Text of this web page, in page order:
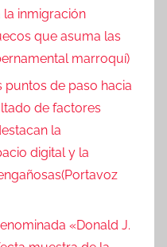
inmigración
que asuma las
marroquí)
puntos de paso hacia
de factores
la
digital y la
«Donald J.